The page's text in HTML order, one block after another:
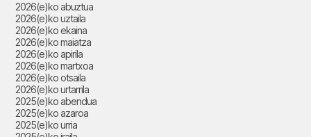
2026(e)ko abuztua
2026(e)ko uztaila
2026(e)ko ekaina
2026(e)ko maiatza
2026(e)ko apirila
2026(e)ko martxoa
2026(e)ko otsaila
2026(e)ko urtarrila
2025(e)ko abendua
2025(e)ko azaroa
2025(e)ko urria